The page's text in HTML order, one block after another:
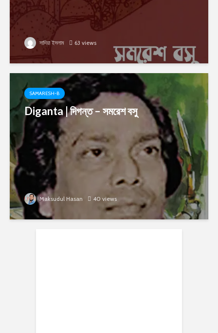
সাদিয়া ইসলাম 63 views
SAMARESH-B
Diganta | দিগন্ত – সমরেশ বসু
Maksudul Hasan 40 views